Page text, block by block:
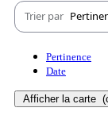
Trier par
Pertinence
Date
Afficher la carte